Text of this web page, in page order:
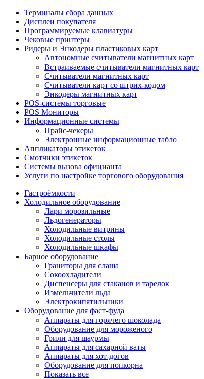
Терминалы сбора данных
Дисплеи покупателя
Программируемые клавиатуры
Чековые принтеры
Ридеры и Энкодеры пластиковых карт
Автономные считыватели магнитных карт
Встраиваемые считыватели магнитных карт
Считыватели магнитных карт
Считыватели карт со штрих-кодом
Энкодеры магнитных карт
POS-системы торговые
POS Мониторы
Информационные системы
Прайс-чекеры
Электронные информационные табло
Аппликаторы этикеток
Смотчики этикеток
Системы вызова официанта
Услуги по настройке торгового оборудования
Гастроёмкости
Холодильное оборудование
Лари морозильные
Льдогенераторы
Холодильные витрины
Холодильные столы
Холодильные шкафы
Барное оборудование
Граниторы для слаша
Сокоохладители
Диспенсеры для стаканов и тарелок
Измельчители льда
Электрокипятильники
Оборудование для фаст-фуда
Аппараты для горячего шоколада
Оборудование для мороженого
Грили для шаурмы
Аппараты для сахарной ваты
Аппараты для хот-догов
Оборудование для попкорна
Показать все